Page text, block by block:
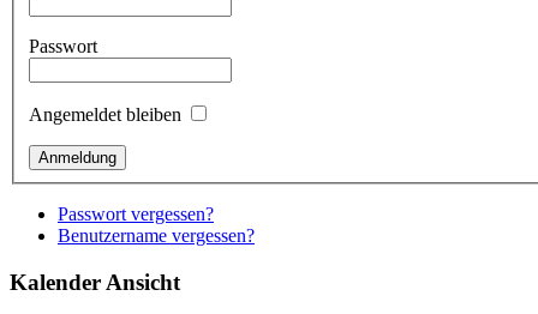
Passwort
Angemeldet bleiben
Passwort vergessen?
Benutzername vergessen?
Kalender Ansicht